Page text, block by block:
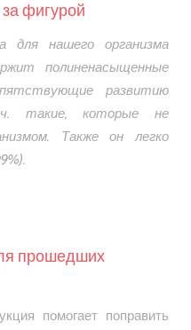
фигурой
для нашего организма
полиненасыщенные
развитию
такие, которые не
Также он легко
прошедших
помогает поправить